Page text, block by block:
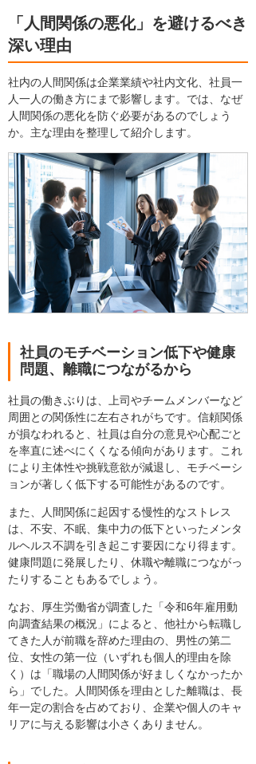
「人間関係の悪化」を避けるべき
深い理由
社内の人間関係は企業業績や社内文化、社員一
人一人の働き方にまで影響します。では、なぜ
人間関係の悪化を防ぐ必要があるのでしょう
か。主な理由を整理して紹介します。
社員のモチベーション低下や健康
問題、離職につながるから
社員の働きぶりは、上司やチームメンバーなど
周囲との関係性に左右されがちです。信頼関係
が損なわれると、社員は自分の意見や心配ごと
を率直に述べにくくなる傾向があります。これ
により主体性や挑戦意欲が減退し、モチベーシ
ョンが著しく低下する可能性があるのです。
また、人間関係に起因する慢性的なストレス
は、不安、不眠、集中力の低下といったメンタ
ルヘルス不調を引き起こす要因になり得ます。
健康問題に発展したり、休職や離職につながっ
たりすることもあるでしょう。
なお、厚生労働省が調査した「令和6年雇用動
向調査結果の概況」によると、他社から転職し
てきた人が前職を辞めた理由の、男性の第二
位、女性の第一位（いずれも個人的理由を除
く）は「職場の人間関係が好ましくなかったか
ら」でした。人間関係を理由とした離職は、長
年一定の割合を占めており、企業や個人のキャ
リアに与える影響は小さくありません。